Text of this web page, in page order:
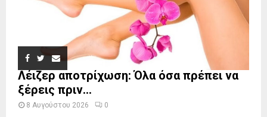
Λέιζερ αποτρίχωση: Όλα όσα πρέπει να
ξέρεις πριν...
8 Αυγούστου 2026 0